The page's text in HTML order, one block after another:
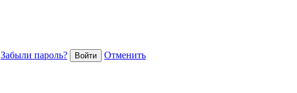
Забыли пароль?
Отменить